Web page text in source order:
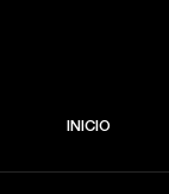
INICIO